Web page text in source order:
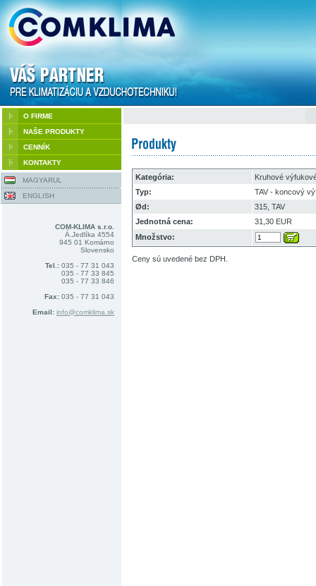
O FIRME
NAŠE PRODUKTY
CENNÍK
KONTAKTY
MAGYARUL
ENGLISH
COM-KLIMA s.r.o.
Á.Jedlíka 4554
945 01 Komárno
Slovensko
Tel.: 035 - 77 31 043
035 - 77 33 845
035 - 77 33 846
Fax: 035 - 77 31 043
Email: info@comklima.sk
Kategória:
Kruhové
Typ:
TAV - koncový
Ød:
315, TAV
Jednotná cena:
31,30 EUR
Množstvo:
Ceny sú uvedené bez DPH.